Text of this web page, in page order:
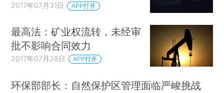
2017年07月31日 APP打开
最高法：矿业权流转，未经审
批不影响合同效力
2017年07月28日 APP打开
环保部部长：自然保护区管理面临严峻挑战